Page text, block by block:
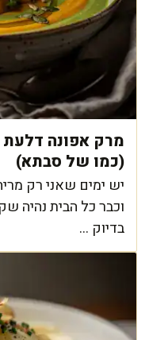
מרק אפונה
(כמו של סבתא)
יש ימים שאני רק
וכבר כל הבית נהיה
בדיוק ...